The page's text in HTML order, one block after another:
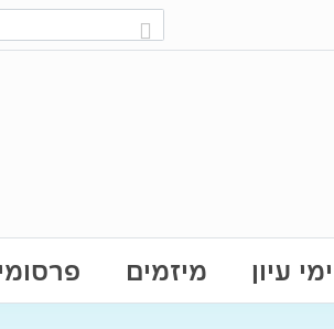
ימי עיון מיזמים